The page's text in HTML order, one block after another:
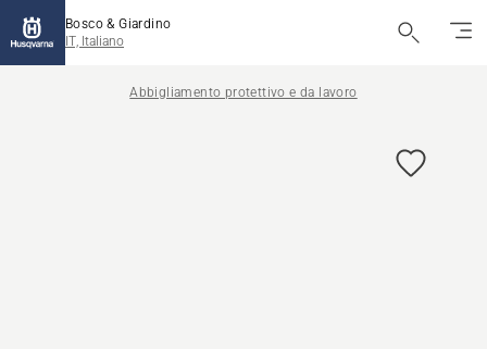
Bosco & Giardino
IT, Italiano
Abbigliamento protettivo e da lavoro